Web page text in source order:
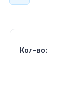
Кол-во: